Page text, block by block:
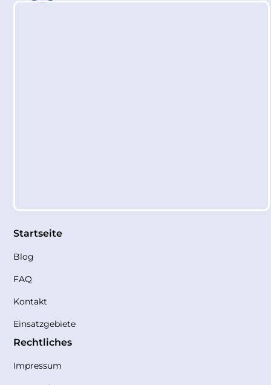
Startseite
Blog
FAQ
Kontakt
Einsatzgebiete
Rechtliches
Impressum